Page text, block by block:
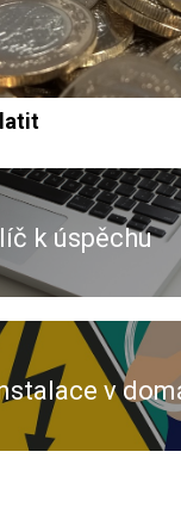
k úspěchu
v